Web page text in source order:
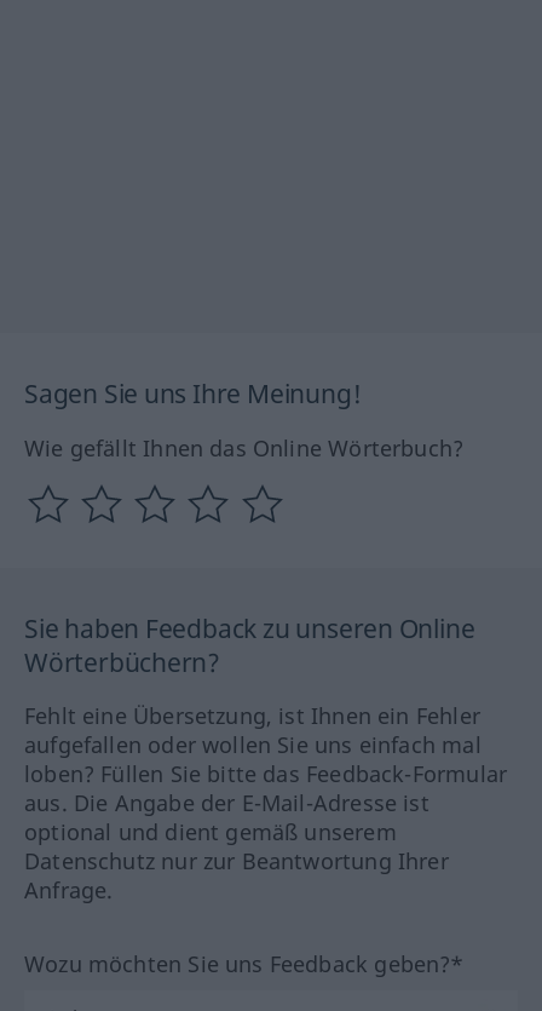
Sagen Sie uns Ihre Meinung!
Wie gefällt Ihnen das Online Wörterbuch?
Sie haben Feedback zu unseren Online
Wörterbüchern?
Fehlt eine Übersetzung, ist Ihnen ein Fehler
aufgefallen oder wollen Sie uns einfach mal
loben? Füllen Sie bitte das Feedback-Formular
aus. Die Angabe der E-Mail-Adresse ist
optional und dient gemäß unserem
Datenschutz nur zur Beantwortung Ihrer
Anfrage.
Wozu möchten Sie uns Feedback geben?*